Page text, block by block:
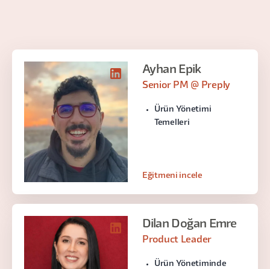
Ayhan Epik
Senior PM @ Preply
Ürün Yönetimi
Temelleri
Eğitmeni incele
Dilan Doğan Emre
Product Leader
Ürün Yönetiminde